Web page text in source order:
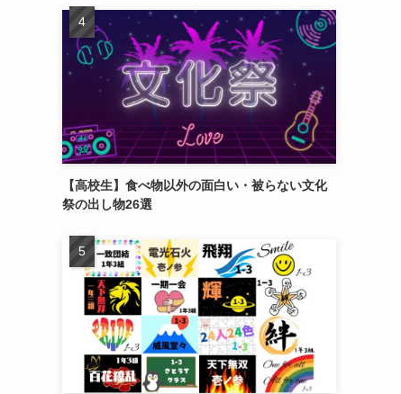
【高校生】食べ物以外の面白い・被らない文化
祭の出し物26選